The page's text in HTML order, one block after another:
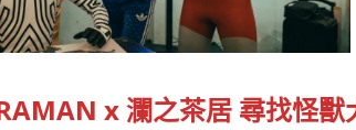
x 瀾之茶居 尋找怪獸